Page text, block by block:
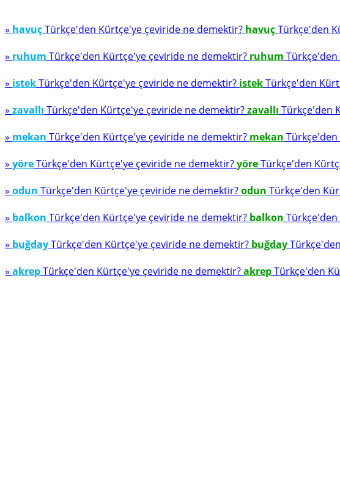
» havuçTürkçe'den Kürtçe'ye çeviride ne demektir? havuçTürkçe'den
» ruhum Türkçe'den Kürtçe'ye çeviride ne demektir? ruhum Türkçe'den
» istekTürkçe'den Kürtçe'ye çeviride ne demektir? istekTürkçe'den
» zavallı Türkçe'den Kürtçe'ye çeviride ne demektir?zavallı Türkçe'den
» mekan Türkçe'den Kürtçe'ye çeviride ne demektir? mekan Türkçe'den
» yöreTürkçe'den Kürtçe'ye çeviride ne demektir?yöreTürkçe'den
» odun Türkçe'den Kürtçe'ye çeviride ne demektir?odun Türkçe'den
» balkon Türkçe'den Kürtçe'ye çeviride ne demektir? balkon Türkçe'den
» buğdayTürkçe'den Kürtçe'ye çeviride ne demektir? buğday
» akrepTürkçe'den Kürtçe'ye çeviride ne demektir?akrepTürkçe'den